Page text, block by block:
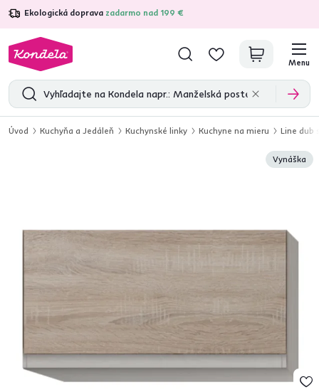
Ekologická doprava zadarmo nad 199 €
4,7 31 211overených produktových recenzií
Menu
Úvod Kuchyňa a Jedáleň Kuchynské linky Kuchyne na mieru Line dub
Vynáška